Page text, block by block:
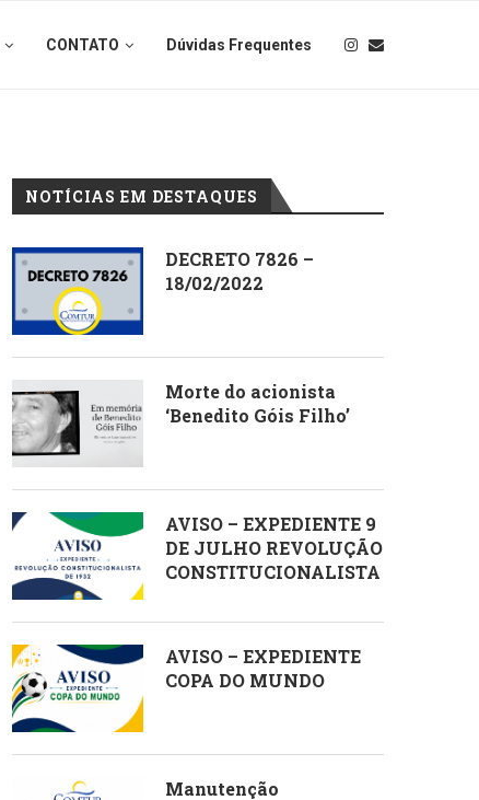
CONTATO Dúvidas Frequentes
NOTÍCIAS EM DESTAQUES
DECRETO 7826 –
18/02/2022
Morte do acionista
‘Benedito Góis Filho’
AVISO – EXPEDIENTE 9
DE JULHO REVOLUÇÃO
CONSTITUCIONALISTA
AVISO – EXPEDIENTE
COPA DO MUNDO
Manutenção